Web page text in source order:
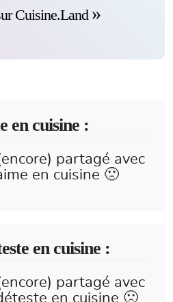
Cuisine.Land
en cuisine :
partagé avec
en cuisine 🙁
en cuisine :
partagé avec
en cuisine 🙁